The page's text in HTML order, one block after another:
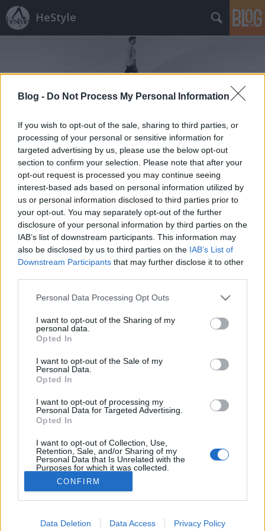
Blog - Do Not Process My Personal Information
If you wish to opt-out of the sale, sharing to third parties, or
processing of your personal or sensitive information for
targeted advertising by us, please use the below opt-out
section to confirm your selection. Please note that after your
opt-out request is processed you may continue seeing
interest-based ads based on personal information utilized by
us or personal information disclosed to third parties prior to
your opt-out. You may separately opt-out of the further
disclosure of your personal information by third parties on the
IAB’s list of downstream participants. This information may
also be disclosed by us to third parties on the IAB’s List of
Downstream Participants that may further disclose it to other
Please note that this website/app uses one or more Google
not limited to your visit or usage behaviour. You may click to
grant or deny consent to Google and its third-party tags to
use your data for below specified purposes in below Google
consent section.
Personal Data Processing Opt Outs
I want to opt-out of the Sharing of my
personal data.
Opted In
I want to opt-out of the Sale of my
Personal Data.
Opted In
I want to opt-out of processing my
Personal Data for Targeted Advertising.
Opted In
I want to opt-out of Collection, Use,
Retention, Sale, and/or Sharing of my
Personal Data that Is Unrelated with the
Purposes for which it was collected.
Opted Out
Google consents
I want to allow Google to enable storage
CONFIRM
Data Deletion Data Access Privacy Policy
HeStyle
Címkék»amerika
Napi favorit: Simon Nessman, mint
fiatal családfő
HorvathL•2012. május 23.
Nem, ez nem egy editorial! Simon Nessmant és
Karlie Kloss-t választották az Americana Manhasset
kampányfotózásához. A márka vállaltan és
egyértelműen a '60-as évek Amerikáját vette alapul,
ennek eredményeként egy fantasztikusan vidám és
színes fotósorozat született. Ritka…
Tetszik/Nem Tetszik? - Amerika
zászlós Supra
•2011. június 08.
Amerikai zászlós cipővel rukkolt elő a sokak által
kedvelt cipőmárka, a Supra.A leginkább magas
szárú cipőiről híres márka két változatban kínálja a
látható színben és teljesen feketében. A nálunk is…